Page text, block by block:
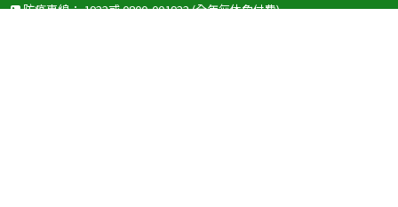
防疫專線：1922或0800-001922(全年無休免付費)